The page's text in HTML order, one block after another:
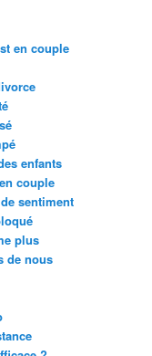
en couple
enfants
couple
sentiment
plus
de nous